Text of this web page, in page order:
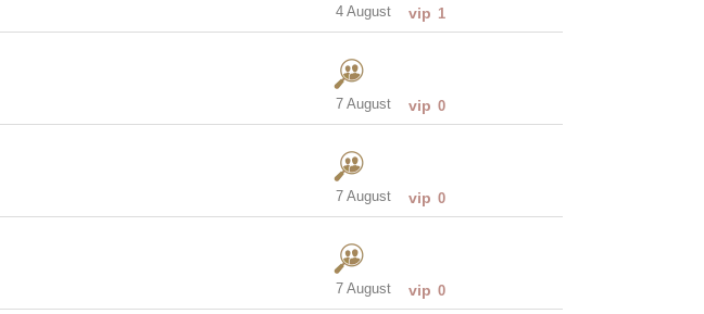
4 August vip 1
7 August vip 0
7 August vip 0
7 August vip 0